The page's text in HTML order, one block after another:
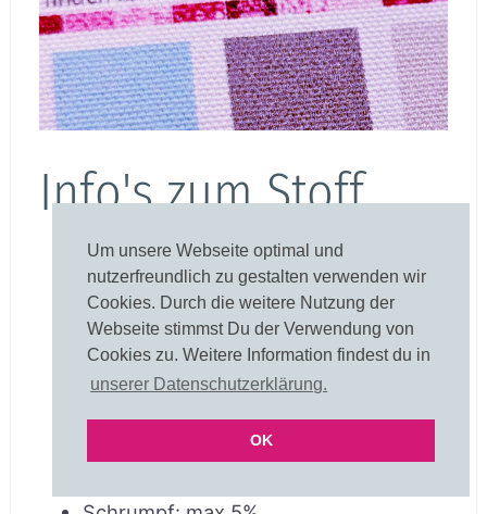
Um unsere Webseite optimal und
nutzerfreundlich zu gestalten verwenden wir
Cookies. Durch die weitere Nutzung der
Webseite stimmst Du der Verwendung von
Cookies zu. Weitere Information findest du in
unserer Datenschutzerklärung.
OK
Info's zum Stoff
Zertifikat:Dieser Stoff wurde auf
Schadstoffe geprüft und zertifiziert
nach STANDARD 100 by OEKO-TEX®
21.0.78638 Hohenstein HTTI OEKO-
TEX® STANDARD 100
Material:100% Baumwolle
140cm